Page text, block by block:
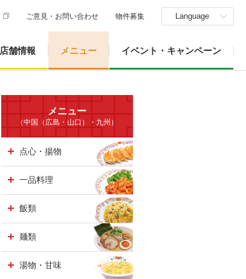
ご意見・お問い合わせ 物件募集 Language
店舗情報 メニュー イベント・キャンペーン
メニュー
（中国（広島・山口）・九州）
点心・揚物
一品料理
飯類
麺類
湯物・甘味